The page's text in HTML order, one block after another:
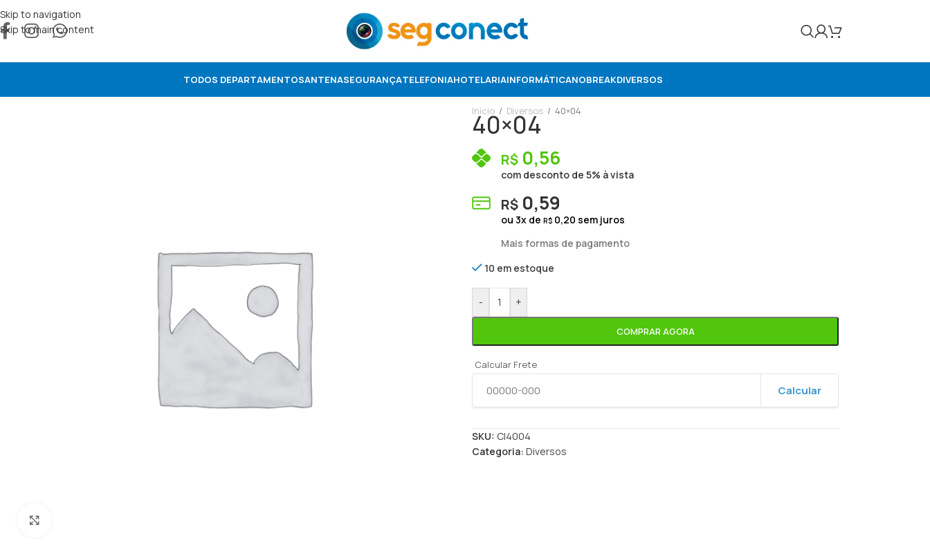
Skip to navigation
Skip to main content
TODOS DEPARTAMENTOSANTENASEGURANÇATELEFONIAHOTELARIAINFORMÁTICANOBREAKDIVERSOS
Início / Diversos / 40×04
40×04
R$ 0,56
com desconto de 5% à vista
R$ 0,59
ou3x deR$ 0,20 sem juros
Mais formas de pagamento
10 em estoque
- +
COMPRAR AGORA
Calcular Frete
Calcular
SKU: CI4004
Categoria: Diversos